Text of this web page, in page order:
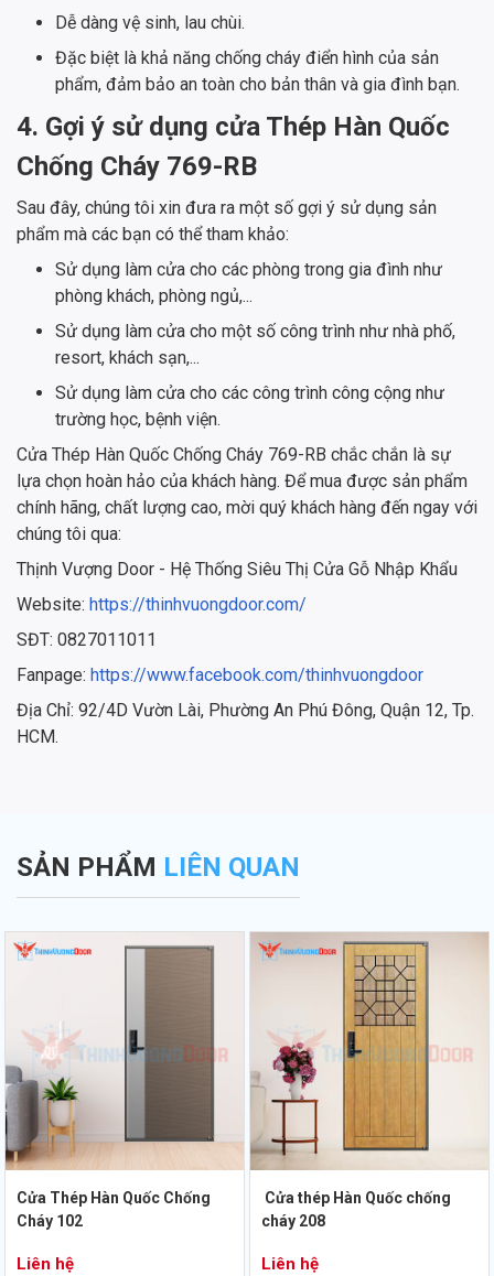
Dễ dàng vệ sinh, lau chùi.
Đặc biệt là khả năng chống cháy điển hình của sản
phẩm, đảm bảo an toàn cho bản thân và gia đình bạn.
4. Gợi ý sử dụng cửa Thép Hàn Quốc
Chống Cháy 769-RB
Sau đây, chúng tôi xin đưa ra một số gợi ý sử dụng sản
phẩm mà các bạn có thể tham khảo:
Sử dụng làm cửa cho các phòng trong gia đình như
phòng khách, phòng ngủ,...
Sử dụng làm cửa cho một số công trình như nhà phố,
resort, khách sạn,...
Sử dụng làm cửa cho các công trình công cộng như
trường học, bệnh viện.
Cửa Thép Hàn Quốc Chống Cháy 769-RB chắc chắn là sự
lựa chọn hoàn hảo của khách hàng. Để mua được sản phẩm
chính hãng, chất lượng cao, mời quý khách hàng đến ngay với
chúng tôi qua:
Thịnh Vượng Door - Hệ Thống Siêu Thị Cửa Gỗ Nhập Khẩu
Website: https://thinhvuongdoor.com/
SĐT: 0827011011
Fanpage: https://www.facebook.com/thinhvuongdoor
Địa Chỉ: 92/4D Vườn Lài, Phường An Phú Đông, Quận 12, Tp.
HCM.
SẢN PHẨM LIÊN QUAN
Cửa Thép Hàn Quốc Chống
Cháy 102
Liên hệ
Cửa thép Hàn Quốc chống
cháy 208
Liên hệ